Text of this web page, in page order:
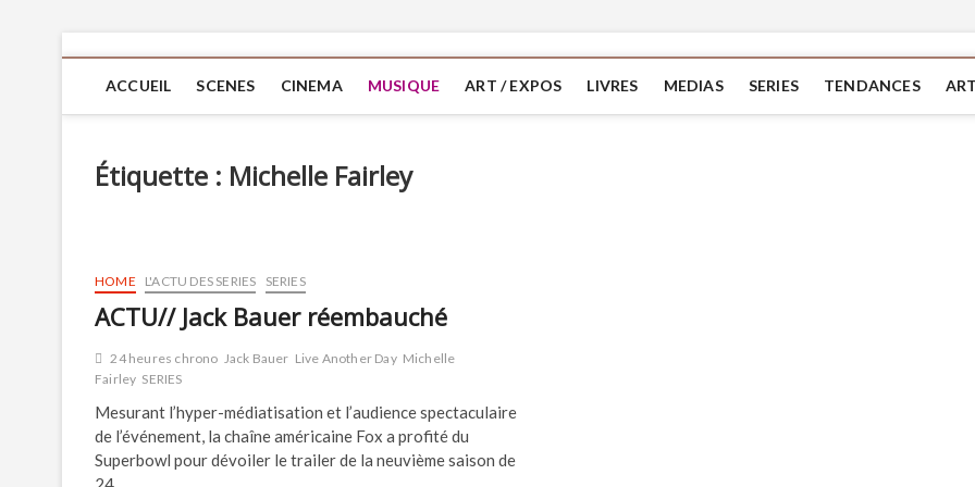
ACCUEIL SCENES CINEMA MUSIQUE ART / EXPOS LIVRES MEDIAS SERIES TENDANCES
Étiquette : Michelle Fairley
HOME L'ACTU DES SERIES SERIES
ACTU// Jack Bauer réembauché
24 heures chrono Jack Bauer Live Another Day Michelle
Fairley SERIES
Mesurant l’hyper-médiatisation et l’audience spectaculaire
de l’événement, la chaîne américaine Fox a profité du
Superbowl pour dévoiler le trailer de la neuvième saison de